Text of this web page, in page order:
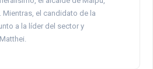
Mientras, el candidato de la
a la líder del sector y